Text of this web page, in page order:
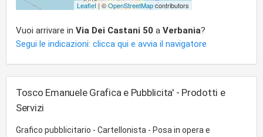
Leaflet | ©OpenStreetMapcontributors
Vuoi arrivare in Via Dei Castani 50 a Verbania?
Segui le indicazioni: clicca qui e avvia il navigatore
Tosco Emanuele Grafica e Pubblicita' - Prodotti e
Servizi
Grafico pubblicitario - Cartellonista - Posa in opera e